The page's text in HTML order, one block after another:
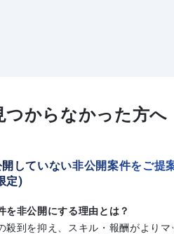
つからなかった方へ
していない非公開案件をご提
定)
を非公開にする理由とは？
殺到を抑え、スキル・報酬がより